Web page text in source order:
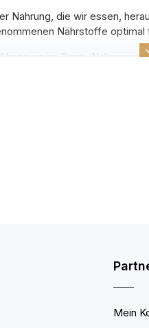
Nahrung, die wir essen,
Nährstoffe optimal
im Darm.
Mein